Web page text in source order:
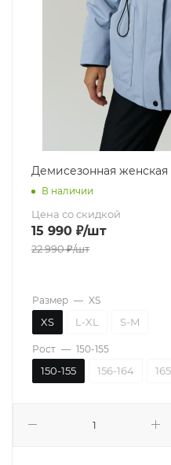
Демисезонная женская
В наличии
Цена со скидкой
15 990 ₽/шт
22 990₽/шт
Размер — XS
XS L-XL S-M
Рост — 150-155
150-155 156-164